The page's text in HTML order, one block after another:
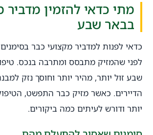
מתי כדאי להזמין מדביר
בבאר שבע
כדאי לפנות למדביר מקצועי כבר
לפני שהמזיק מתבסס ומתרבה בנכס.
שבע זול יותר, מהיר יותר וחוסך נזק
הדיירים. כאשר מזיק כבר התפשט,
יותר ודורש לעיתים כמה ביקורים.